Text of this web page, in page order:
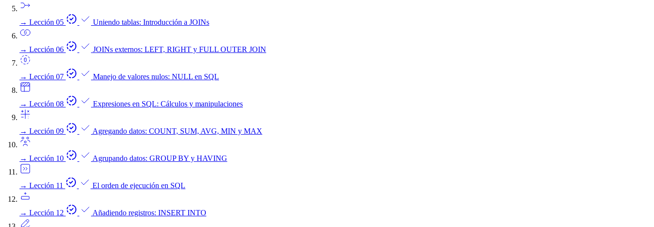
→ Lección 05 Uniendo tablas: Introducción a JOINs
→ Lección 06 JOINs externos: LEFT, RIGHT y FULL OUTER JOIN
→ Lección 07 Manejo de valores nulos: NULL en SQL
→ Lección 08 Expresiones en SQL: Cálculos y manipulaciones
→ Lección 09 Agregando datos: COUNT, SUM, AVG, MIN y MAX
→ Lección 10 Agrupando datos: GROUP BY y HAVING
→ Lección 11 El orden de ejecución en SQL
→ Lección 12 Añadiendo registros: INSERT INTO